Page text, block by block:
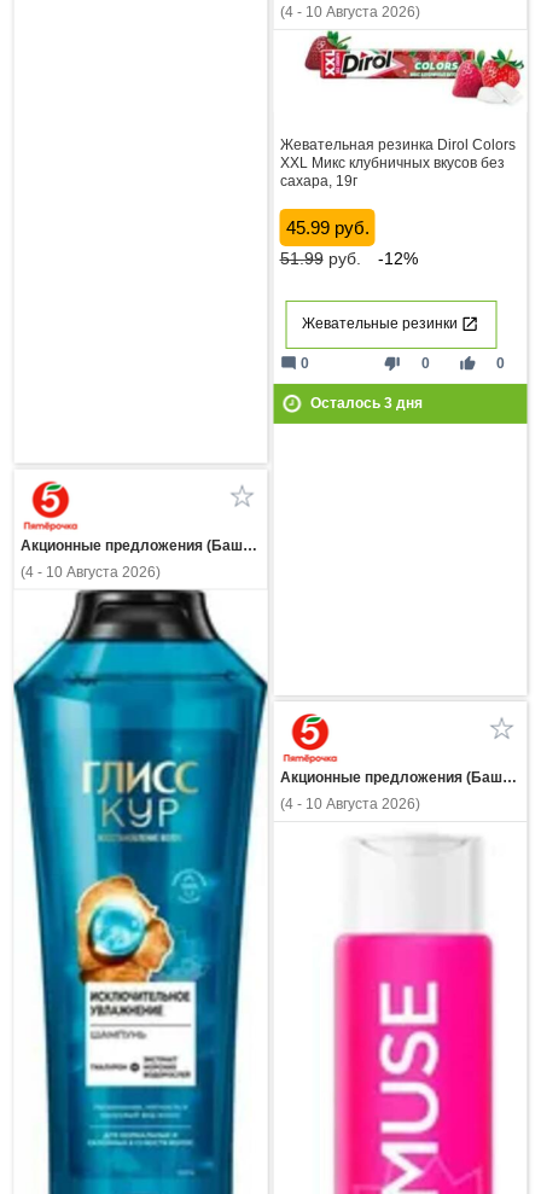
(4 - 10 Августа 2026)
Жевательная резинка Dirol Colors
XXL Микс клубничных вкусов без
сахара, 19г
45.99 руб.
51.99руб. -12%
Жевательные резинки
thumb_down 0 thumb_up 0
mode_comment 0
Осталось 3дня
Акционные предложения (Башкортостан)
(4 - 10 Августа 2026)
Акционные предложения (Башкортостан)
(4 - 10 Августа 2026)